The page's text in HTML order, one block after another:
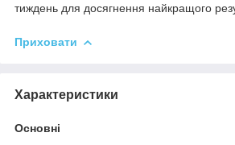
тиждень для досягнення найкращого
Приховати
Характеристики
Основні